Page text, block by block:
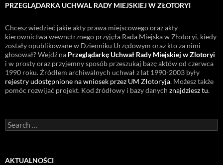
PRZEGLĄDARKA UCHWAL RADY MIEJSKIEJ W ZŁOTORYI
Chcesz wiedzieć jakie akty prawa miejscowego oraz akty
kierownictwa wewnętrznego przyjęła Rada Miejska w Złotoryi, kiedy
zostały opublikowane w Dzienniku Urzędowym oraz kto za nimi
głosował? Wejdź na Przeglądarkę Uchwał Rady Miejskiej w Zlotoryi
i w prosty oraz przyjemny sposób przeszukaj bazę aktów od czerwca
1990 roku. Źródłem archiwalnych uchwał z lat 1990-2003 były
rejestry udostępnione na wniosek przez UM Złotoryja. Możesz także
pomóc rozwijać projekt. Kod źródłowy i bazy danych znajdziesz tu.
Search
for:
AKTUALNOŚCI